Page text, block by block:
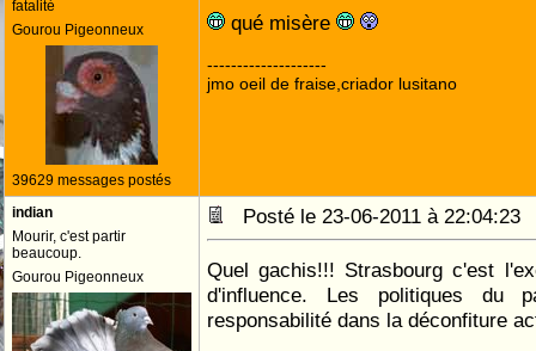
fatalité
Gourou Pigeonneux
39629 messages postés
qué misère
--------------------
jmo oeil de fraise,criador lusitano
indian
Mourir, c'est partir
beaucoup.
Gourou Pigeonneux
Posté le 23-06-2011 à
Quel gachis!!! Strasbourg c'est
d'influence. Les politiques du
responsabilité dans la déconfiture